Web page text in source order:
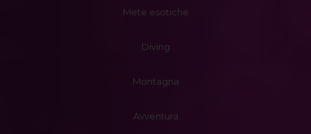
Mete esotiche
Diving
Montagna
Avventura